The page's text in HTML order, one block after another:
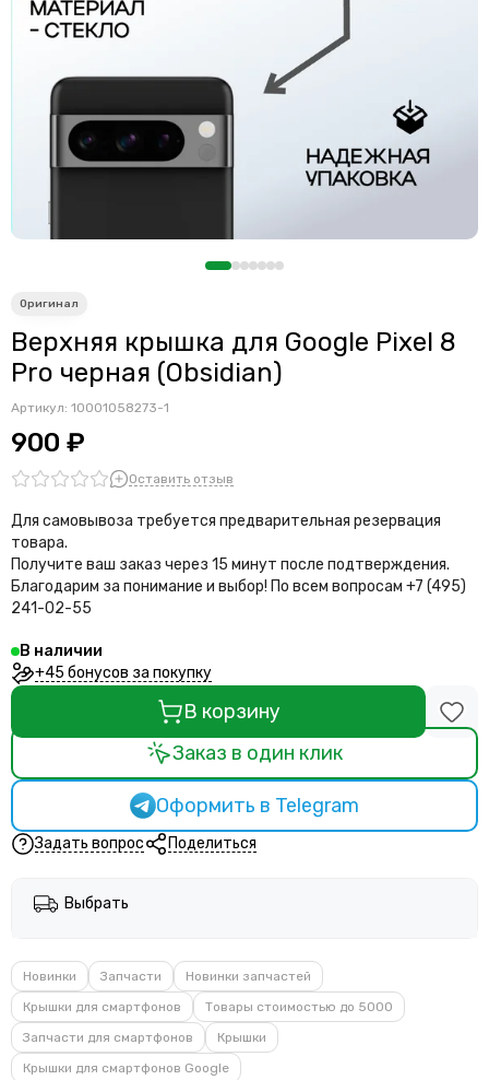
Считыватели, держатели SIM-карты, защелки батареи
Звонки, динамики и вибро
Антенны
Проклейки дисплейного модуля
Верхняя крышка для Google Pixel 8
Pro черная (Obsidian)
Артикул: 10001058273-1
900 ₽
Оставить отзыв
Для самовывоза требуется предварительная резервация
товара.
Получите ваш заказ через 15 минут после подтверждения.
Благодарим за понимание и выбор! По всем вопросам +7 (495)
241-02-55
В наличии
+45 бонусов за покупку
В корзину
Заказ в один клик
Оформить в Telegram
Задать вопрос Поделиться
Выбрать
Новинки Запчасти
Новинки запчастей
Крышки для смартфонов
Товары стоимостью до 5000
Запчасти для смартфонов
Крышки
Крышки для смартфонов Google